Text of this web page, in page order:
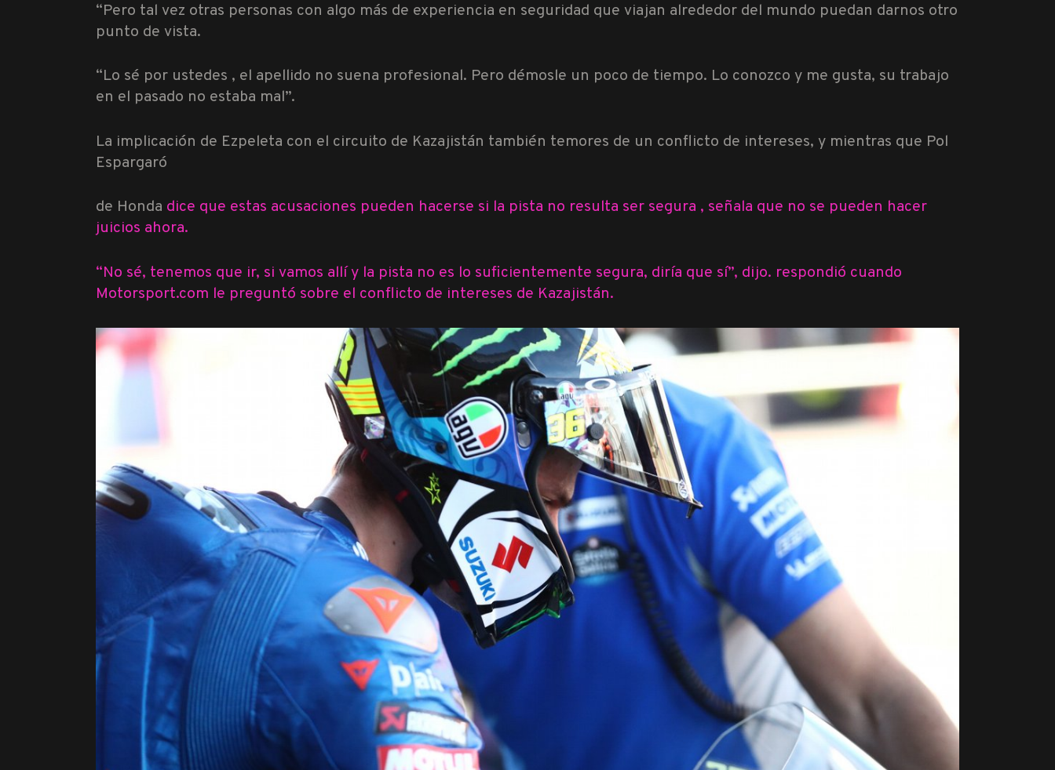
“Pero tal vez otras personas con algo más de experiencia en seguridad que viajan alrededor del mundo puedan darnos otro
punto de vista.
“Lo sé por ustedes , el apellido no suena profesional. Pero démosle un poco de tiempo. Lo conozco y me gusta, su trabajo
en el pasado no estaba mal”.
La implicación de Ezpeleta con el circuito de Kazajistán también temores de un conflicto de intereses, y mientras que Pol
Espargaró
de Honda dice que estas acusaciones pueden hacerse si la pista no resulta ser segura , señala que no se pueden hacer
juicios ahora.
“No sé, tenemos que ir, si vamos allí y la pista no es lo suficientemente segura, diría que sí”, dijo. respondió cuando
Motorsport.com le preguntó sobre el conflicto de intereses de Kazajistán.